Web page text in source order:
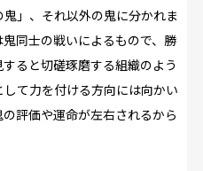
」、それ以外の鬼に分かれま
同士の戦いによるもので、勝
ると切磋琢磨する組織のよう
て力を付ける方向には向かい
評価や運命が左右されるから